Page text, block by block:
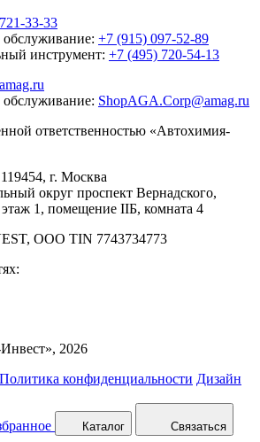
33-33
+7 (915) 097-52-89
инструмент: +7 (495) 720-54-13
ShopAGA.Corp@amag.ru
ответственностью «Автохимия-
г. Москва
округ проспект Вернадского,
1, помещение IIБ, комната 4
OOO TIN 7743734773
2026
Политика конфиденциальности Дизайн
Каталог Связаться